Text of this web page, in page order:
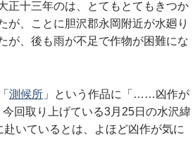
正十三年のは、とてもとてもきつか
が、ことに胆沢郡永岡附近が水廻り
が、後も雨が不足で作物が困難にな
測候所 」という作品に「……凶作が
回取り上げている3月25日の水沢緯
いているとは、よほど凶作が気に